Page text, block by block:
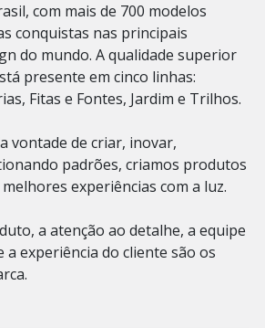
com mais de 700 modelos
conquistas nas principais
do mundo. A qualidade superior
presente em cinco linhas:
Fitas e Fontes, Jardim e Trilhos.
vontade de criar, inovar,
padrões, criamos produtos
experiências com a luz.
a atenção ao detalhe, a equipe
a experiência do cliente são os